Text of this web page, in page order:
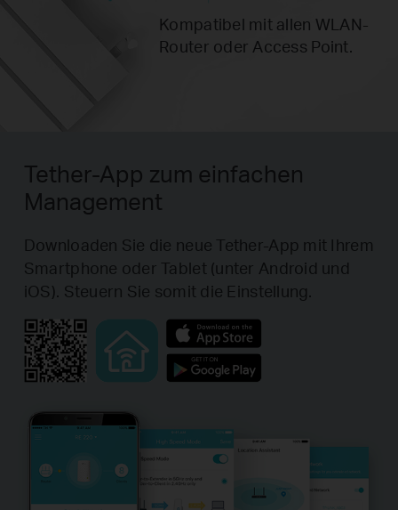
Kompatibel mit allen WLAN-
Router oder Access Point.
Tether-App zum einfachen
Management
Downloaden Sie die neue Tether-App mit Ihrem
Smartphone oder Tablet (unter Android und
iOS). Steuern Sie somit die Einstellung.